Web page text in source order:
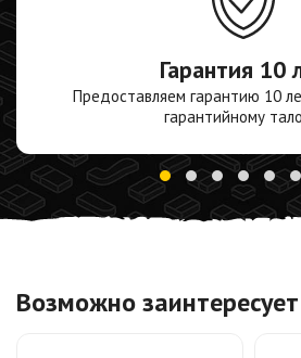
Гарантия 10
Предоставляем гарантию 10
гарантийному
Возможно заинтересует